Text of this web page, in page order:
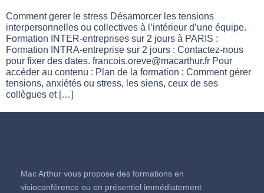
Comment gerer le stress Désamorcer les tensions
interpersonnelles ou collectives à l’intérieur d’une équipe.
Formation INTER-entreprises sur 2 jours à PARIS :
Formation INTRA-entreprise sur 2 jours : Contactez-nous
pour fixer des dates. francois.oreve@macarthur.fr Pour
accéder au contenu : Plan de la formation : Comment gérer
tensions, anxiétés ou stress, les siens, ceux de ses
collègues et […]
Mac Arthur vous propose des formations en
visioconférence ou en présentiel immédiatement